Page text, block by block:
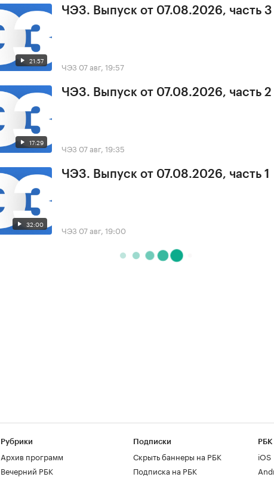
21:57
ЧЭЗ. Выпуск от 07.08.2026, часть 3
ЧЭЗ 07 авг, 19:57
17:29
ЧЭЗ. Выпуск от 07.08.2026, часть 2
ЧЭЗ 07 авг, 19:35
32:00
ЧЭЗ. Выпуск от 07.08.2026, часть 1
ЧЭЗ 07 авг, 19:00
Рубрики
Архив программ
Вечерний РБК
Подписки
Скрыть баннеры на РБК
Подписка на РБК
РБК
iOS